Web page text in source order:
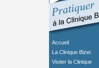
Accueil
La Clinique Bizet
Visiter la Clinique